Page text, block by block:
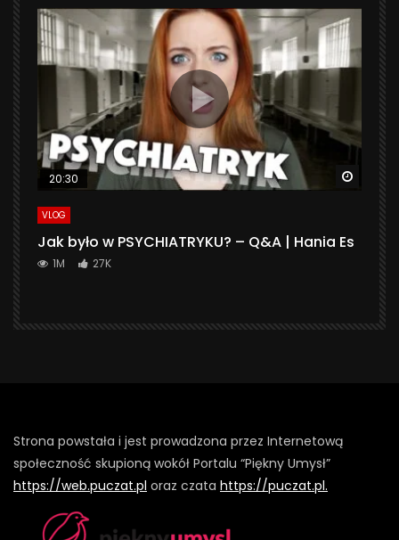
20:30
VLOG
Jak było w PSYCHIATRYKU? – Q&A | Hania Es
1M 27K
Strona powstała i jest prowadzona przez Internetową
społeczność skupioną wokół Portalu “Piękny Umysł”
https://web.puczat.pl oraz czata https://puczat.pl.